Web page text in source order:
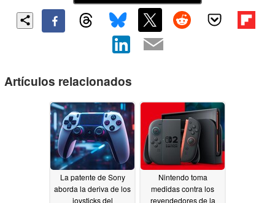
Artículos relacionados
La patente de Sony
aborda la deriva de los
joysticks del
Nintendo toma
medidas contra los
revendedores de la